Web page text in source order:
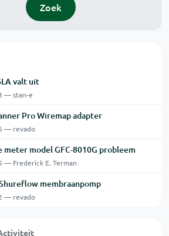
Zoek
valt uit
— stan-e
Pro Wiremap adapter
— revado
meter model GFC-8010G probleem
— Frederick E. Terman
membraanpomp
— revado